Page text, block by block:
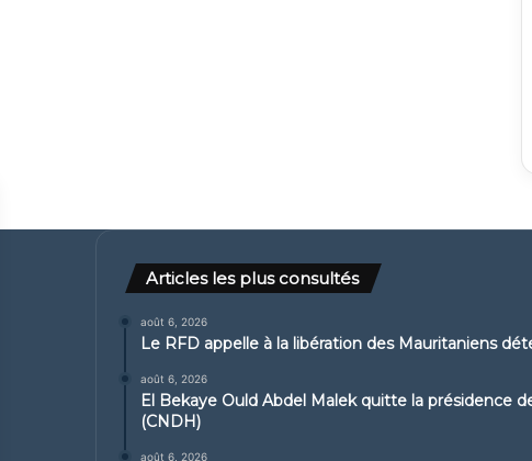
Articles les plus consultés
août 6, 2026
Le RFD appelle à la libération des Mauritaniens
août 6, 2026
El Bekaye Ould Abdel Malek quitte la présidence
(CNDH)
août 6, 2026